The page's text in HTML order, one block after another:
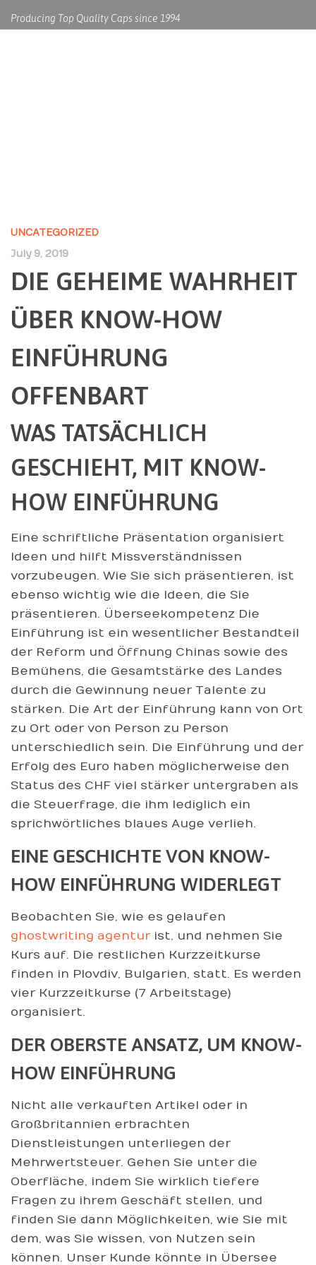
Producing Top Quality Caps since 1994
UNCATEGORIZED
July 9, 2019
DIE GEHEIME WAHRHEIT
ÜBER KNOW-HOW
EINFÜHRUNG
OFFENBART
WAS TATSÄCHLICH
GESCHIEHT, MIT KNOW-
HOW EINFÜHRUNG
Eine schriftliche Präsentation organisiert
Ideen und hilft Missverständnissen
vorzubeugen. Wie Sie sich präsentieren, ist
ebenso wichtig wie die Ideen, die Sie
präsentieren. Überseekompetenz Die
Einführung ist ein wesentlicher Bestandteil
der Reform und Öffnung Chinas sowie des
Bemühens, die Gesamtstärke des Landes
durch die Gewinnung neuer Talente zu
stärken. Die Art der Einführung kann von Ort
zu Ort oder von Person zu Person
unterschiedlich sein. Die Einführung und der
Erfolg des Euro haben möglicherweise den
Status des CHF viel stärker untergraben als
die Steuerfrage, die ihm lediglich ein
sprichwörtliches blaues Auge verlieh.
EINE GESCHICHTE VON KNOW-
HOW EINFÜHRUNG WIDERLEGT
Beobachten Sie, wie es gelaufen
ghostwriting agentur ist, und nehmen Sie
Kurs auf. Die restlichen Kurzzeitkurse
finden in Plovdiv, Bulgarien, statt. Es werden
vier Kurzzeitkurse (7 Arbeitstage)
organisiert.
DER OBERSTE ANSATZ, UM KNOW-
HOW EINFÜHRUNG
Nicht alle verkauften Artikel oder in
Großbritannien erbrachten
Dienstleistungen unterliegen der
Mehrwertsteuer. Gehen Sie unter die
Oberfläche, indem Sie wirklich tiefere
Fragen zu ihrem Geschäft stellen, und
finden Sie dann Möglichkeiten, wie Sie mit
dem, was Sie wissen, von Nutzen sein
können. Unser Kunde könnte in Übersee